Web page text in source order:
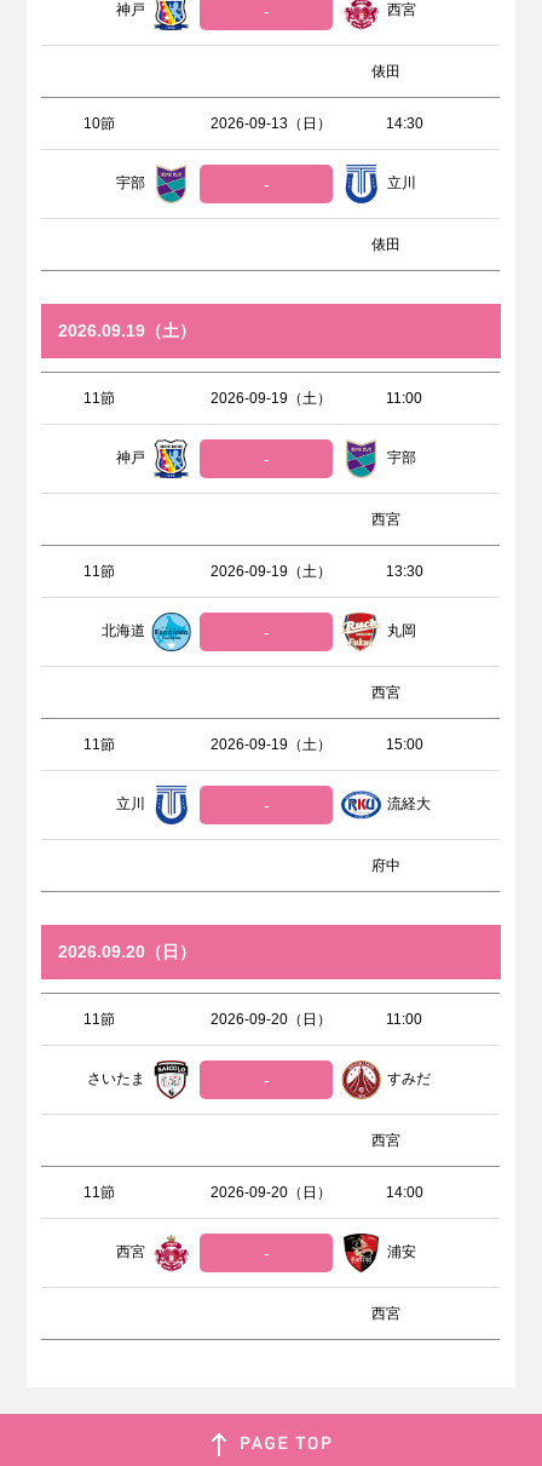
神戸 - 西宮
俵田
10節 2026-09-13（日） 14:30
宇部 - 立川
俵田
2026.09.19（土）
11節 2026-09-19（土） 11:00
神戸 - 宇部
西宮
11節 2026-09-19（土） 13:30
北海道 - 丸岡
西宮
11節 2026-09-19（土） 15:00
立川 - 流経大
府中
2026.09.20（日）
11節 2026-09-20（日） 11:00
さいたま - すみだ
西宮
11節 2026-09-20（日） 14:00
西宮 - 浦安
西宮